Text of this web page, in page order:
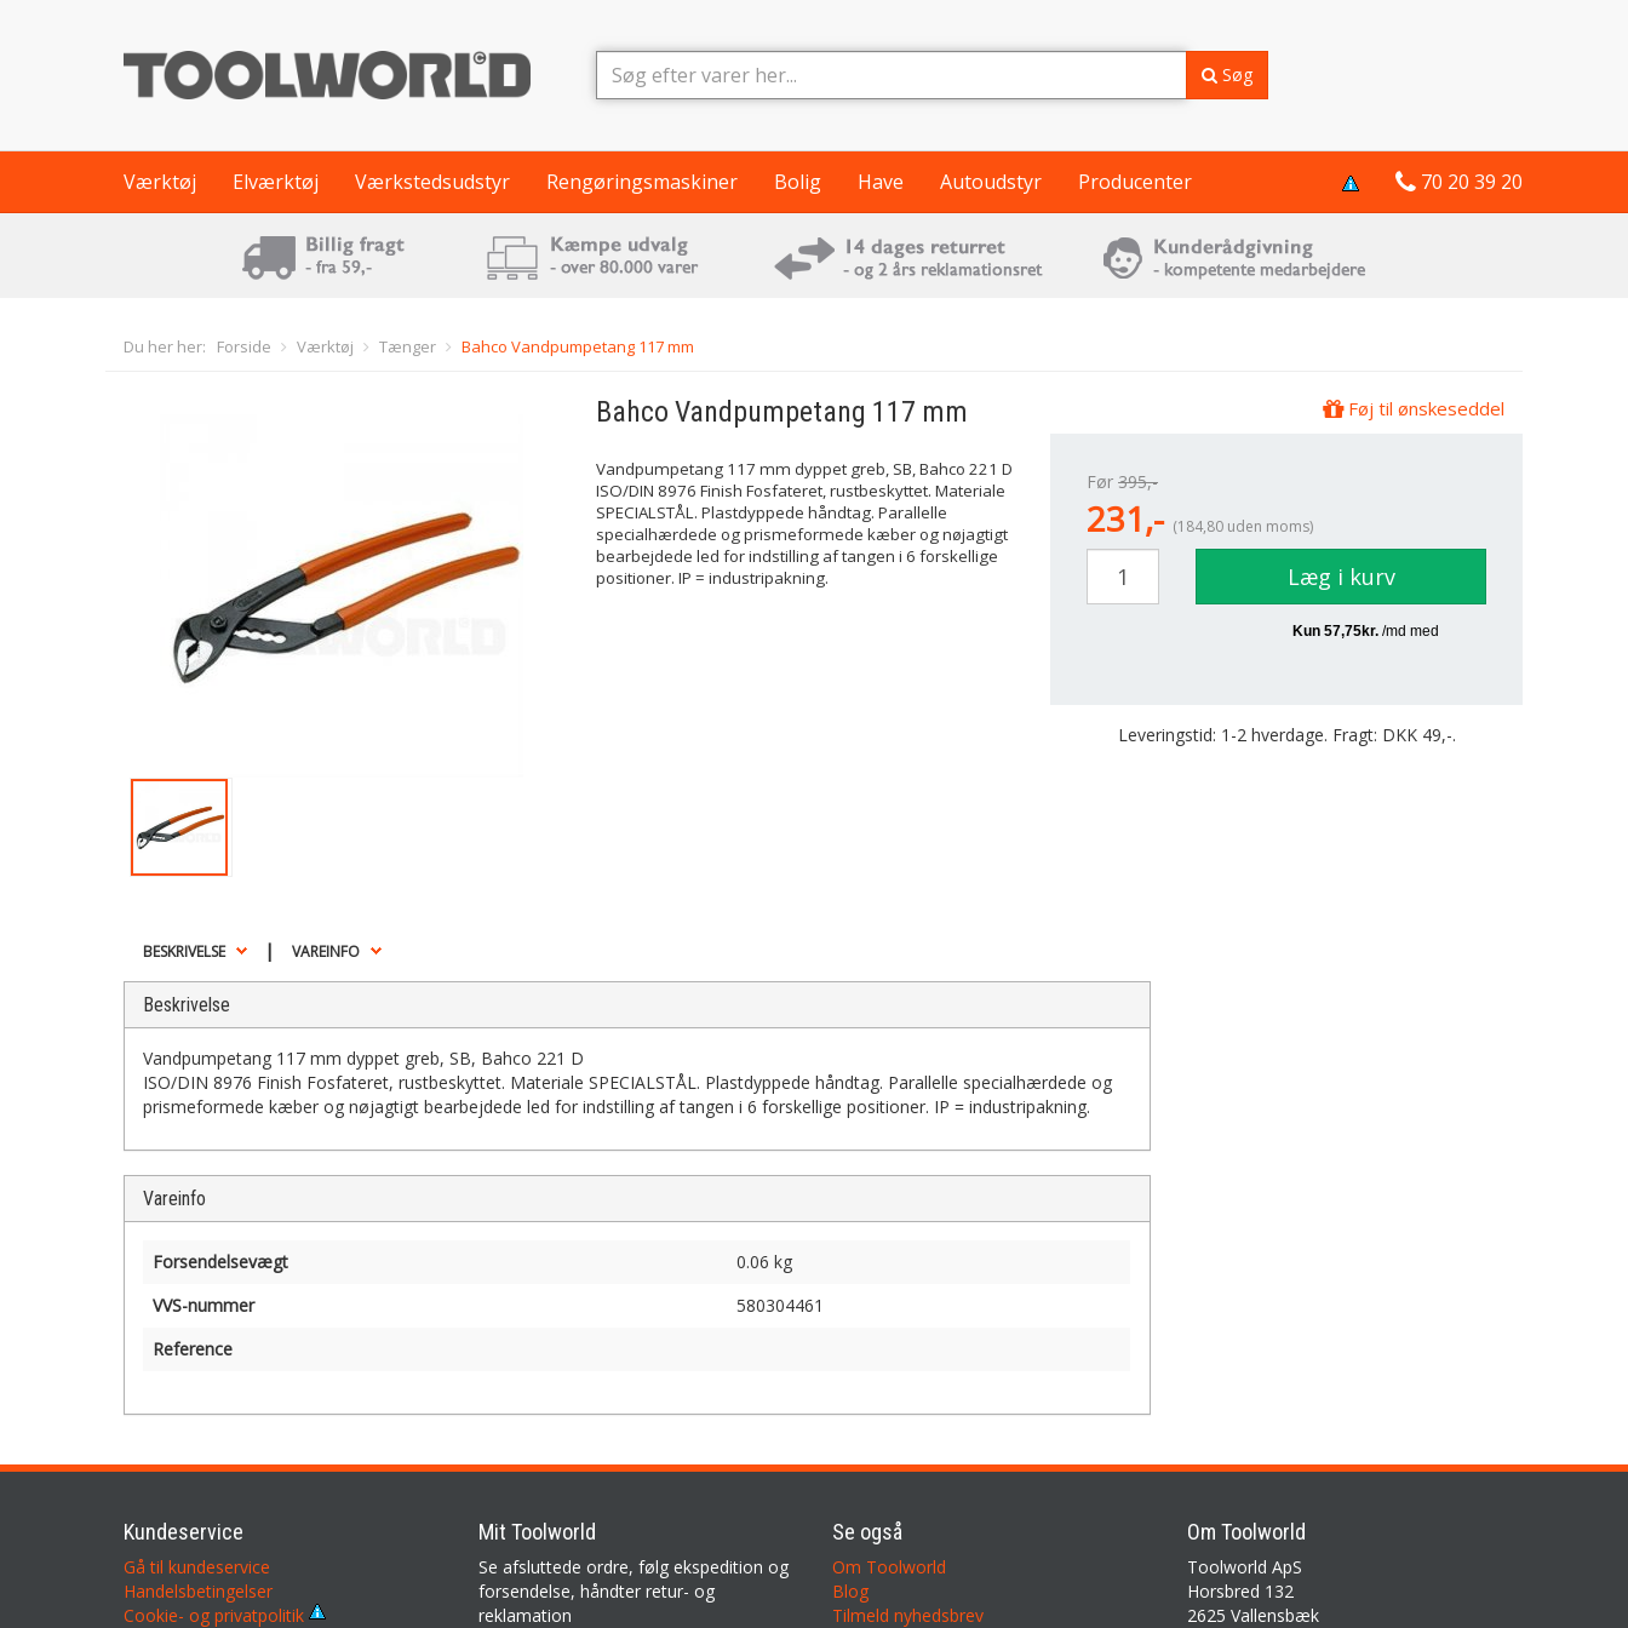
Søg
Værktøj Elværktøj Værkstedsudstyr Rengøringsmaskiner Bolig Have Autoudstyr Producenter 70 20 39 20
Du her her: Forside Værktøj Tænger Bahco Vandpumpetang 117 mm
Bahco Vandpumpetang 117 mm
Vandpumpetang 117 mm dyppet greb, SB, Bahco 221 D
ISO/DIN 8976 Finish Fosfateret, rustbeskyttet. Materiale
SPECIALSTÅL. Plastdyppede håndtag. Parallelle
specialhærdede og prismeformede kæber og nøjagtigt
bearbejdede led for indstilling af tangen i 6 forskellige
positioner. IP = industripakning.
Føj til ønskeseddel
Før 395,-
231,- (184,80 uden moms)
Læg i kurv
Leveringstid: 1-2 hverdage. Fragt: DKK 49,-.
BESKRIVELSE | VAREINFO
Beskrivelse
Vandpumpetang 117 mm dyppet greb, SB, Bahco 221 D
ISO/DIN 8976 Finish Fosfateret, rustbeskyttet. Materiale SPECIALSTÅL. Plastdyppede håndtag. Parallelle specialhærdede og
prismeformede kæber og nøjagtigt bearbejdede led for indstilling af tangen i 6 forskellige positioner. IP = industripakning.
Vareinfo
Forsendelsevægt
0.06 kg
VVS-nummer
580304461
Reference
Kundeservice
Gå til kundeservice
Handelsbetingelser
Cookie- og privatpolitik
Mit Toolworld
Se afsluttede ordre, følg ekspedition og
forsendelse, håndter retur- og
reklamation
Se også
Om Toolworld
Blog
Tilmeld nyhedsbrev
Om Toolworld
Toolworld ApS
Horsbred 132
2625 Vallensbæk